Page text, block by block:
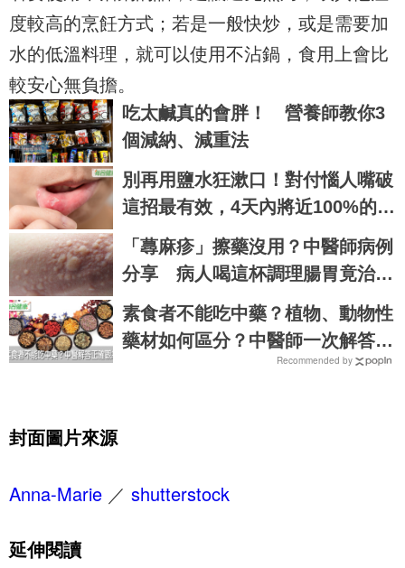
度較高的烹飪方式；若是一般快炒，或是需要加
水的低溫料理，就可以使用不沾鍋，食用上會比
較安心無負擔。
吃太鹹真的會胖！ 營養師教你3
個減納、減重法
別再用鹽水狂漱口！對付惱人嘴破
這招最有效，4天內將近100%的人
都痊癒了｜每日健康 Health
「蕁麻疹」擦藥沒用？中醫師病例
分享 病人喝這杯調理腸胃竟治好
了
素食者不能吃中藥？植物、動物性
藥材如何區分？中醫師一次解答｜
Recommended by
封面圖片來源
Anna-Marie ／ shutterstock
延伸閱讀